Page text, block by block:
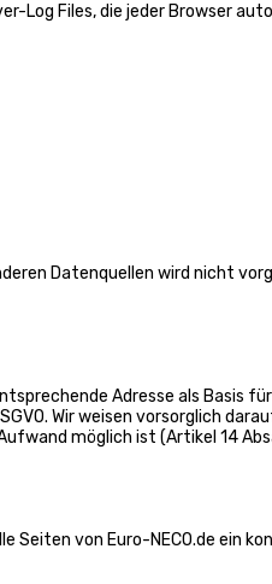
Log Files, die jeder Browser
Datenquellen wird nicht
Adresse als Basis
Wir weisen vorsorglich
möglich ist (Artikel 14
Seiten von Euro-NECO.de ein